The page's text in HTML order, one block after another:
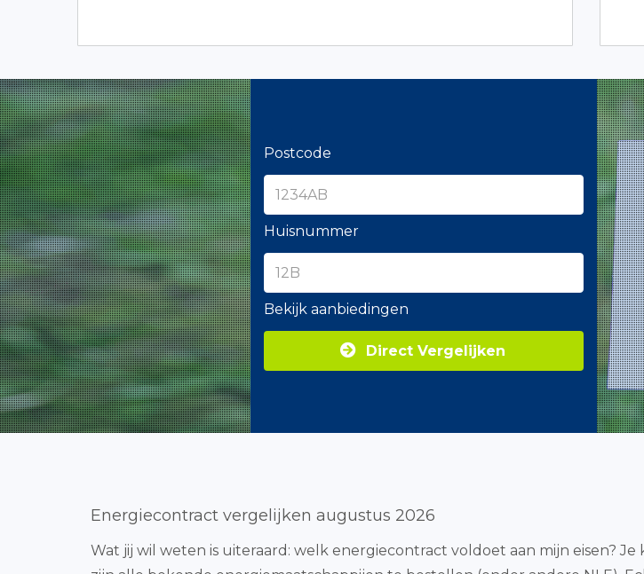
Postcode
Huisnummer
Bekijk aanbiedingen
Direct Vergelijken
Energiecontract vergelijken augustus 2026
Wat jij wil weten is uiteraard: welk energiecontract voldoet aan mijn eisen?